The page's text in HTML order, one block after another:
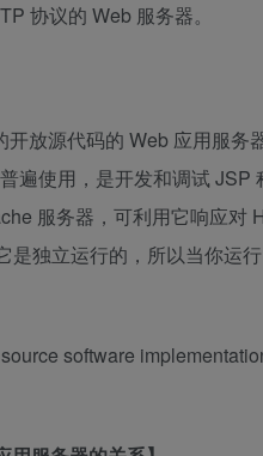
协议的 Web 服务器。
开放源代码的 Web 应用服
遍使用，是开发和调试 JSP
服务器，可利用它响应对
是独立运行的，所以当你运
software